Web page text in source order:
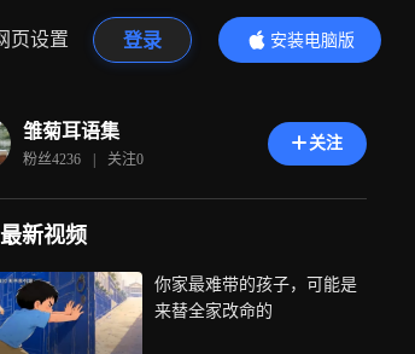
页设置 登录
安装电脑版
内容更精彩
雏菊耳语集
粉丝4236 | 关注0
关注
新视频
你家最难带的孩子，可能是
来替全家改命的